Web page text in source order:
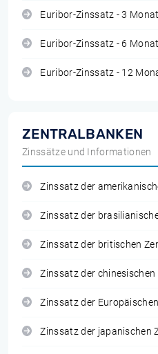
Euribor-Zinssatz - 3
Euribor-Zinssatz - 6
Euribor-Zinssatz - 12
ZENTRALBANKEN
Zinssätze und Informationen
Zinssatz der
Zinssatz der
Zinssatz der britischen
Zinssatz der
Zinssatz der
Zinssatz der japanischen